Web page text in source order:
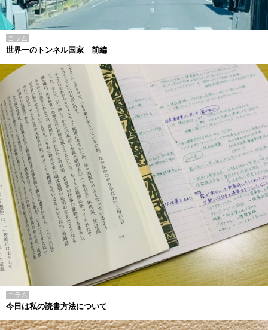
コラム
世界一のトンネル国家 前編
コラム
今日は私の読書方法について